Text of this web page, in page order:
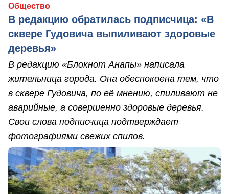
Общество
В редакцию обратилась подписчица: «В
сквере Гудовича выпиливают здоровые
деревья»
В редакцию «Блокнот Анапы» написала
жительница города. Она обеспокоена тем, что
в сквере Гудовича, по её мнению, спиливают не
аварийные, а совершенно здоровые деревья.
Свои слова подписчица подтверждает
фотографиями свежих спилов.